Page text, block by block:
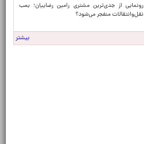
رونمایی از جدی‌ترین مشتری رامین رضاییان؛ بمب
نقل‌وانتقالات منفجر می‌شود؟
بیشتر